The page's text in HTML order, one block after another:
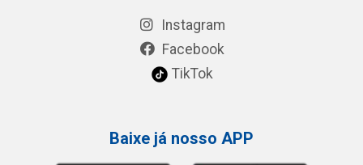
Instagram
Facebook
TikTok
Baixe já nosso APP